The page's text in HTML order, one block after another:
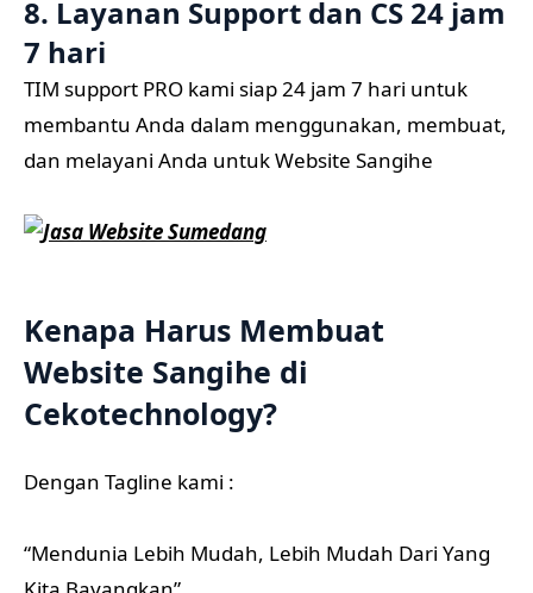
8. Layanan Support dan CS 24 jam
7 hari
TIM support PRO kami siap 24 jam 7 hari untuk
membantu Anda dalam menggunakan, membuat,
dan melayani Anda untuk Website Sangihe
Kenapa Harus Membuat
Website Sangihe di
Cekotechnology?
Dengan Tagline kami :
“Mendunia Lebih Mudah, Lebih Mudah Dari Yang